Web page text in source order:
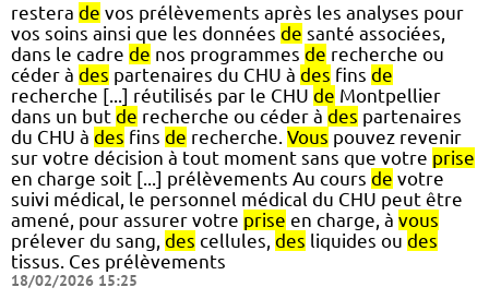
restera de vos prélèvements après les analyses pour
vos soins ainsi que les données de santé associées,
dans le cadre de nos programmes de recherche ou
céder à des partenaires du CHU à des fins de
recherche [...] réutilisés par le CHU de Montpellier
dans un but de recherche ou céder à des partenaires
du CHU à des fins de recherche. Vous pouvez revenir
sur votre décision à tout moment sans que votre prise
en charge soit [...] prélèvements Au cours de votre
suivi médical, le personnel médical du CHU peut être
amené, pour assurer votre prise en charge, à vous
prélever du sang, des cellules, des liquides ou des
tissus. Ces prélèvements
18/02/2026 15:25